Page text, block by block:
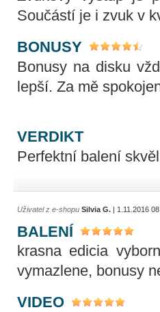
Součástí je i zvuk v
BONUSY
Bonusy na disku
lepší. Za mě
VERDIKT
Perfektní balení
Uživatel z e-shopu Silvia G. | 1.11.2016
BALENÍ
krasna edicia
vymazlene, bonusy
VIDEO